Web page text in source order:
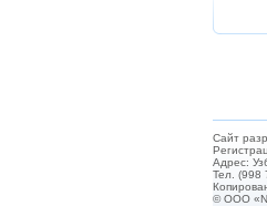
Сайт
Адрес:
Тел. (998
© ООО